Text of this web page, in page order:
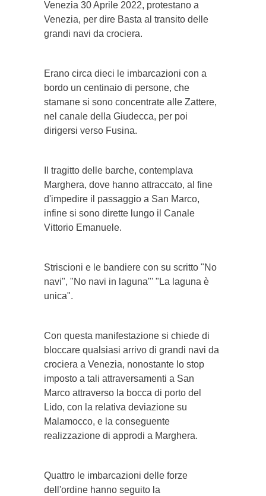
Venezia 30 Aprile 2022, protestano a
Venezia, per dire Basta al transito delle
grandi navi da crociera.
Erano circa dieci le imbarcazioni con a
bordo un centinaio di persone, che
stamane si sono concentrate alle Zattere,
nel canale della Giudecca, per poi
dirigersi verso Fusina.
Il tragitto delle barche, contemplava
Marghera, dove hanno attraccato, al fine
d'impedire il passaggio a San Marco,
infine si sono dirette lungo il Canale
Vittorio Emanuele.
Striscioni e le bandiere con su scritto "No
navi", "No navi in laguna"' "La laguna è
unica".
Con questa manifestazione si chiede di
bloccare qualsiasi arrivo di grandi navi da
crociera a Venezia, nonostante lo stop
imposto a tali attraversamenti a San
Marco attraverso la bocca di porto del
Lido, con la relativa deviazione su
Malamocco, e la conseguente
realizzazione di approdi a Marghera.
Quattro le imbarcazioni delle forze
dell'ordine hanno seguito la